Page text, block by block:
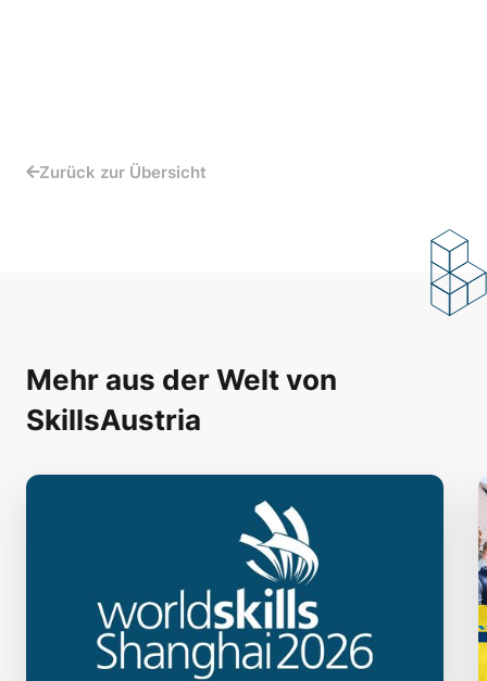
Zurück zur Übersicht
Mehr aus der Welt von
SkillsAustria